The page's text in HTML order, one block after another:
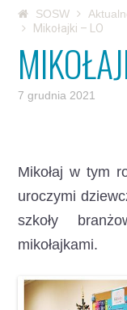
SOSW
Mikołajki – LO
7 grudnia 2021
Mikołaj w tym
uroczymi
szkoły
mikołajkami.